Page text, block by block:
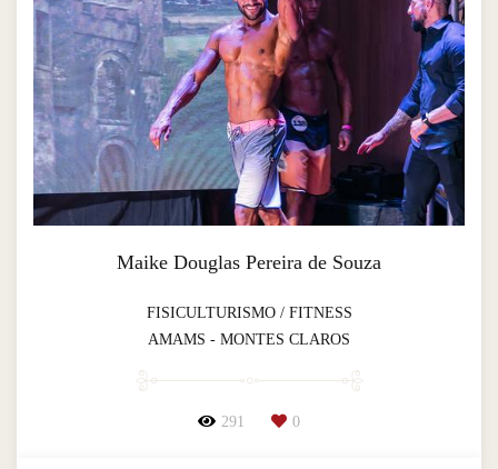
Maike Douglas Pereira de Souza
FISICULTURISMO / FITNESS
AMAMS - MONTES CLAROS
291 0